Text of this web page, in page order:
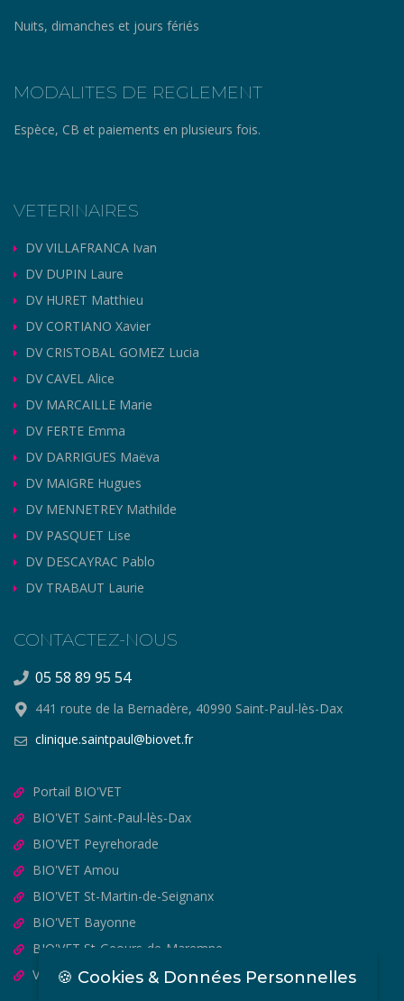
Nuits, dimanches et jours fériés
MODALITES DE REGLEMENT
Espèce, CB et paiements en plusieurs fois.
VETERINAIRES
DV VILLAFRANCA Ivan
DV DUPIN Laure
DV HURET Matthieu
DV CORTIANO Xavier
DV CRISTOBAL GOMEZ Lucia
DV CAVEL Alice
DV MARCAILLE Marie
DV FERTE Emma
DV DARRIGUES Maëva
DV MAIGRE Hugues
DV MENNETREY Mathilde
DV PASQUET Lise
DV DESCAYRAC Pablo
DV TRABAUT Laurie
CONTACTEZ-NOUS
05 58 89 95 54
441 route de la Bernadère, 40990 Saint-Paul-lès-Dax
clinique.saintpaul@biovet.fr
Portail BIO'VET
BIO'VET Saint-Paul-lès-Dax
BIO'VET Peyrehorade
BIO'VET Amou
BIO'VET St-Martin-de-Seignanx
BIO'VET Bayonne
BIO'VET St-Geours-de-Maremne
VET'OSTEO
🍪 Cookies & Données Personnelles